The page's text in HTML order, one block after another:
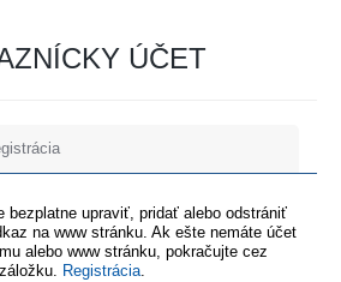
ÚČET
bezplatne upraviť, pridať alebo odstrániť
na www stránku. Ak ešte nemáte účet
alebo www stránku, pokračujte cez
záložku. Registrácia.